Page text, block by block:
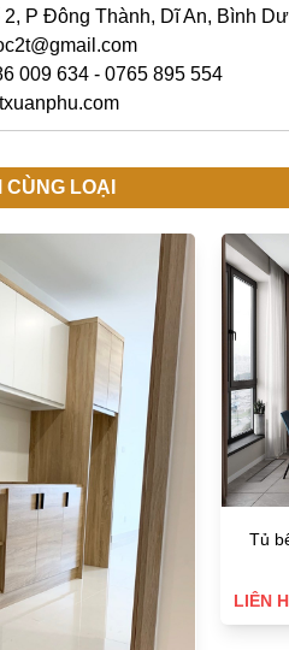
P Đông Thành, Dĩ An, Bình
009 634 - 0765 895 554
LOẠI
Tủ
LIÊN HỆ